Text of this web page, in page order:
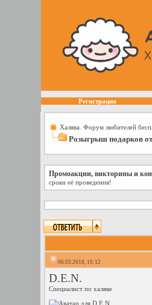
Регистрация
Халява. Форум любителей
Розыгрыш подарков
Промоакции, викторины и
сроки её проведения!
06.03.2018, 16:12
D.E.N.
Специалист по халяве